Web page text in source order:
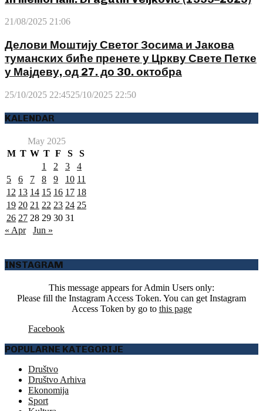
21/08/2025 21:06
Делови Моштију Светог Зосима и Јакова
туманских биће пренете у Цркву Свете Петке
у Мајдеву, од 27. до 30. октобра
25/10/2025 22:4525/10/2025 22:50
KALENDAR
May 2025
M T W T F S
S
1
2 3
4
5
6 7 8 9 10 11
12 13 14 15 16 17 18
19 20 21 22 23 24 25
26 27 28 29 30 31
« Apr
Jun »
INSTAGRAM
This message appears for Admin Users only:
Please fill the Instagram Access Token. You can get Instagram
Access Token by go to this page
Facebook
POPULARNE KATEGORIJE
Društvo
Društvo Arhiva
Ekonomija
Sport